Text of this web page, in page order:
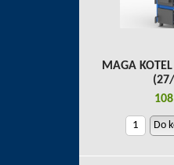
MAGA
Do